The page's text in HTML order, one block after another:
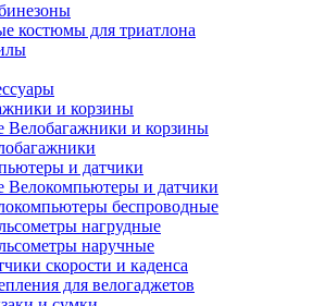
костюмы для триатлона
и корзины
Велобагажники и корзины
и датчики
Велокомпьютеры и датчики
беспроводные
нагрудные
наручные
скорости и каденса
для велогаджетов